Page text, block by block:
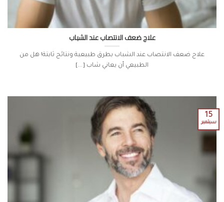
علاج ضعف الانتصاب عند الشباب
علاج ضعف الانتصاب عند الشباب بطرق طبيعية ونتائج ثابتة! هل من
الطبيعي أن يعاني شاب [...]
15
سبتمبر